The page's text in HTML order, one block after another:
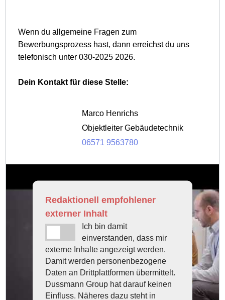
Wenn du allgemeine Fragen zum
Bewerbungsprozess hast, dann erreichst du uns
telefonisch unter 030-2025 2026.
Dein Kontakt für diese Stelle:
Marco Henrichs
Objektleiter Gebäudetechnik
06571 9563780
Redaktionell empfohlener
externer Inhalt
Ich bin damit
einverstanden, dass mir
externe Inhalte angezeigt werden.
Damit werden personenbezogene
Daten an Drittplattformen übermittelt.
Dussmann Group hat darauf keinen
Einfluss. Näheres dazu steht in